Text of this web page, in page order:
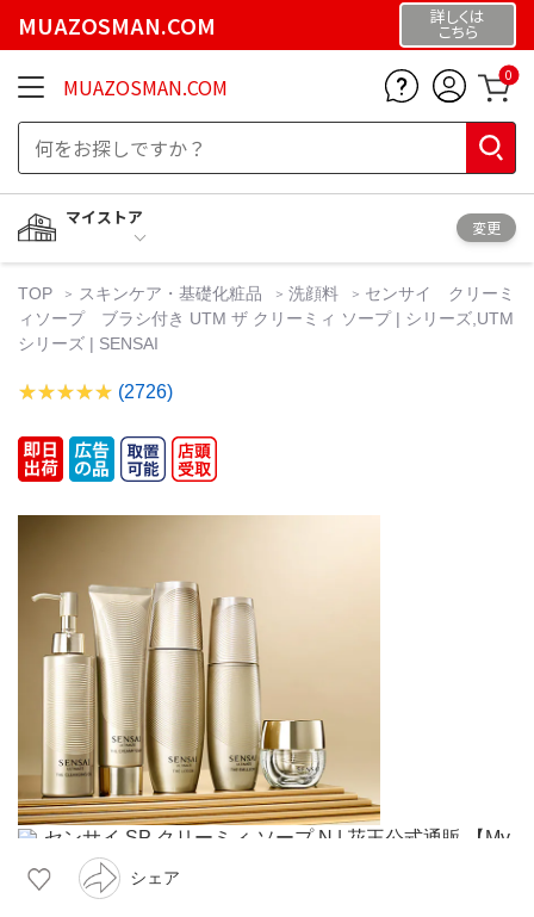
MUAZOSMAN.COM 詳しくは
こちら
MUAZOSMAN.COM 0
マイストア
変更
TOP スキンケア・基礎化粧品 洗顔料
センサイ クリーミ
ィソープ ブラシ付き UTM ザ クリーミィ ソープ | シリーズ,UTM
シリーズ | SENSAI
(2726)
シェア